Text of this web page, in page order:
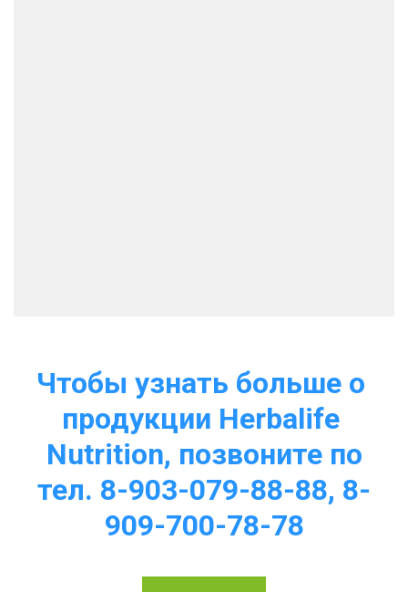
Чтобы узнать больше о
продукции Herbalife
Nutrition, позвоните по
тел. 8-903-079-88-88, 8-
909-700-78-78